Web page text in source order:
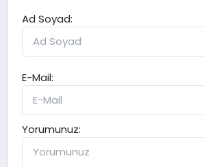
Ad Soyad:
E-Mail:
Yorumunuz: